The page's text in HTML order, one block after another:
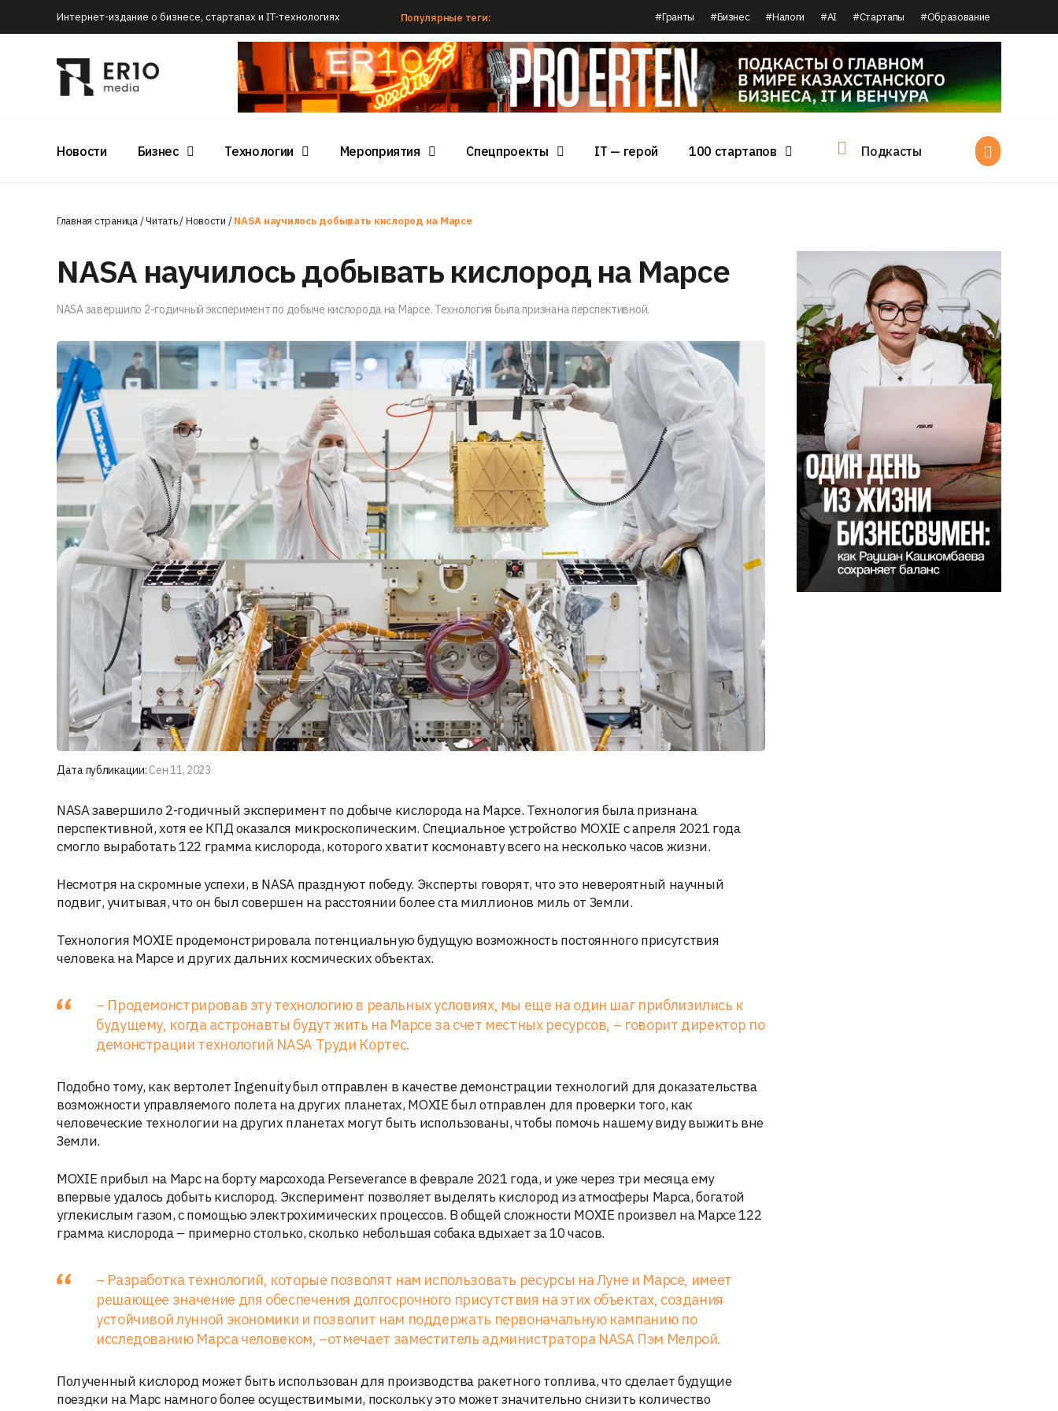
Интернет-издание о бизнесе, стартапах и IT-технологиях Популярные теги: #Гранты #Бизнес #Налоги #AI #Стартапы #Образование
Новости Бизнес Технологии Мероприятия Спецпроекты IT — герой 100 стартапов Подкасты
Главная страница/Читать/Новости /NASA научилось добывать кислород на Марсе
NASA научилось добывать кислород на Марсе
NASA завершило 2-годичный эксперимент по добыче кислорода на Марсе. Технология была признана перспективной.
Дата публикации: Сен 11, 2023
NASA завершило 2-годичный эксперимент по добыче кислорода на Марсе. Технология была признана
перспективной, хотя ее КПД оказался микроскопическим. Специальное устройство MOXIE с апреля 2021 года
смогло выработать 122 грамма кислорода, которого хватит космонавту всего на несколько часов жизни.
Несмотря на скромные успехи, в NASA празднуют победу. Эксперты говорят, что это невероятный научный
подвиг, учитывая, что он был совершен на расстоянии более ста миллионов миль от Земли.
Технология MOXIE продемонстрировала потенциальную будущую возможность постоянного присутствия
человека на Марсе и других дальних космических объектах.
– Продемонстрировав эту технологию в реальных условиях, мы еще на один шаг приблизились к
будущему, когда астронавты будут жить на Марсе за счет местных ресурсов, – говорит директор по
демонстрации технологий NASA Труди Кортес.
Подобно тому, как вертолет Ingenuity был отправлен в качестве демонстрации технологий для доказательства
возможности управляемого полета на других планетах, MOXIE был отправлен для проверки того, как
человеческие технологии на других планетах могут быть использованы, чтобы помочь нашему виду выжить вне
Земли.
MOXIE прибыл на Марс на борту марсохода Perseverance в феврале 2021 года, и уже через три месяца ему
впервые удалось добыть кислород. Эксперимент позволяет выделять кислород из атмосферы Марса, богатой
углекислым газом, с помощью электрохимических процессов. В общей сложности MOXIE произвел на Марсе 122
грамма кислорода – примерно столько, сколько небольшая собака вдыхает за 10 часов.
– Разработка технологий, которые позволят нам использовать ресурсы на Луне и Марсе, имеет
решающее значение для обеспечения долгосрочного присутствия на этих объектах, создания
устойчивой лунной экономики и позволит нам поддержать первоначальную кампанию по
исследованию Марса человеком, –отмечает заместитель администратора NASA Пэм Мелрой.
Полученный кислород может быть использован для производства ракетного топлива, что сделает будущие
поездки на Марс намного более осуществимыми, поскольку это может значительно снизить количество